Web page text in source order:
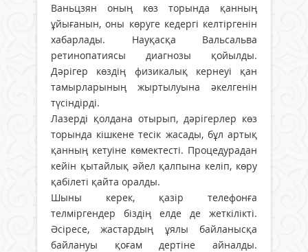
Ваньцзян оның көз торында қанның
ұйығанын, оны көруге кедергі келтіргенін
хабарлады. Науқасқа Вальсальва
ретинопатиясы диагнозы қойылды.
Дәрігер көздің физикалық кернеуі қан
тамырларының жыртылуына әкелгенін
түсіндірді.
Лазерді қолдана отырып, дәрігерлер көз
торында кішкене тесік жасады, бұл артық
қанның кетуіне көмектесті. Процедурадан
кейін қытайлық әйел қалпына келіп, көру
қабілеті қайта оралды.
Шыны керек, қазір телефонға
телміргендер біздің елде де жеткілікті.
Әсіресе, жастардың ұялы байланысқа
байлануы қоғам дертіне айналды.